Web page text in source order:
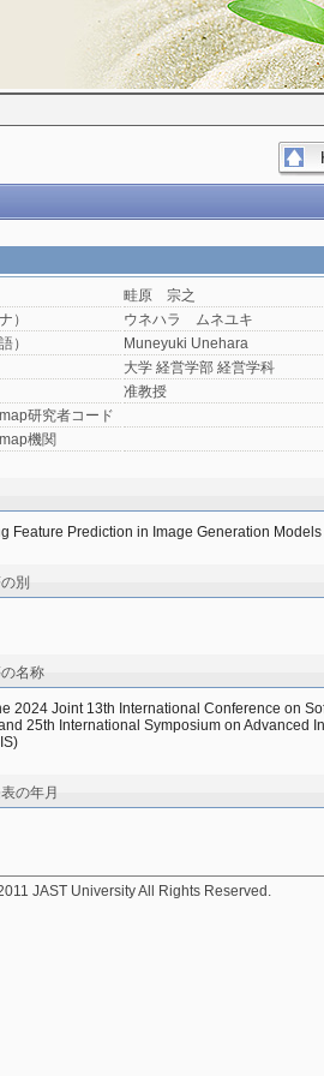
畦原 宗之
）
ウネハラ ムネユキ
）
Muneyuki Unehara
大学 経営学部 経営学科
准教授
研究者コード
機関
Feature Prediction in Image Generation Models
別
名称
2024 Joint 13th International Conference on
25th International Symposium on Advanced
の年月